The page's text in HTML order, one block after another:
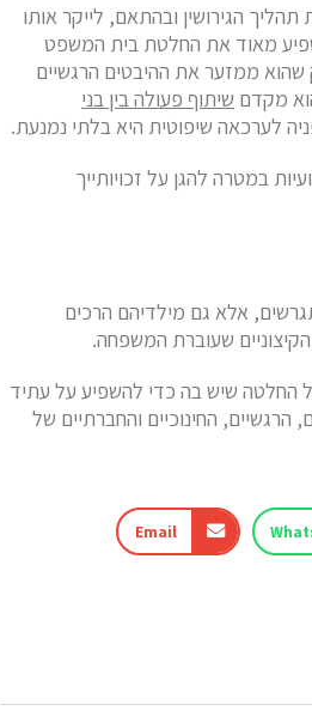
הגירושין ובהתאם, לייקר אותו
מאוד את החלטת בית המשפט
ממזער את ההיבטים הרגשיים
מקדם שיתוף פעולה בין בני
לערכאה שיפוטית היא בלתי נמנעת.
במטרה להגן על זכויותייך
אלא גם מילדיהם הרכים
שעוברת המשפחה.
כל החלטה שיש בה כדי להשפיע על עתיד
החינוכיים והחברתיים של
Email